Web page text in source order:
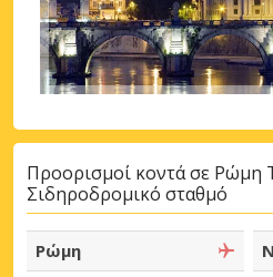
Προορισμοί κοντά σε Ρώμη
Σιδηροδρομικό σταθμό
Ρώμη